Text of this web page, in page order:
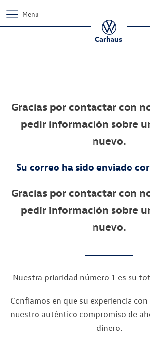
Menú
Carhaus
Gracias por contactar con
pedir información sobre
nuevo.
Su correo ha sido enviado
Gracias por contactar con
pedir información sobre
nuevo.
Nuestra prioridad número 1 es su
Confiamos en que su experiencia
nuestro auténtico compromiso de
dinero.